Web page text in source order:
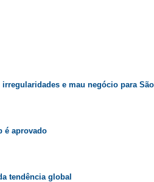
e mau negócio para
é aprovado
tendência global